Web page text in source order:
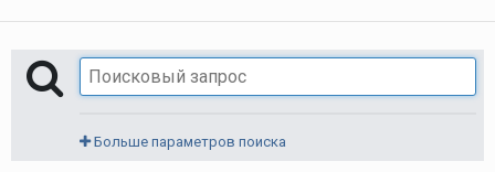
Больше параметров поиска